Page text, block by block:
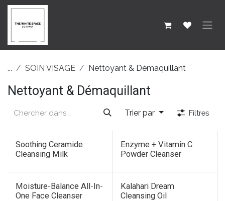
SE RENDRE AU CONTENU
... SOIN VISAGE Nettoyant & Démaquillant
Nettoyant & Démaquillant
Trier par Filtres
Nouveau !
Soothing Ceramide
Cleansing Milk
Enzyme + Vitamin C
Powder Cleanser
Moisture-Balance All-In-
One Face Cleanser
Kalahari Dream
Cleansing Oil